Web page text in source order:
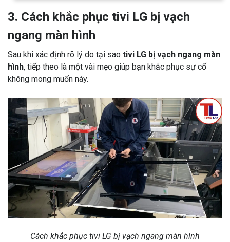
3. Cách khắc phục tivi LG bị vạch
ngang màn hình
Sau khi xác định rõ lý do tại sao tivi LG bị vạch ngang màn
hình, tiếp theo là một vài mẹo giúp bạn khắc phục sự cố
không mong muốn này.
Cách khắc phục tivi LG bị vạch ngang màn hình